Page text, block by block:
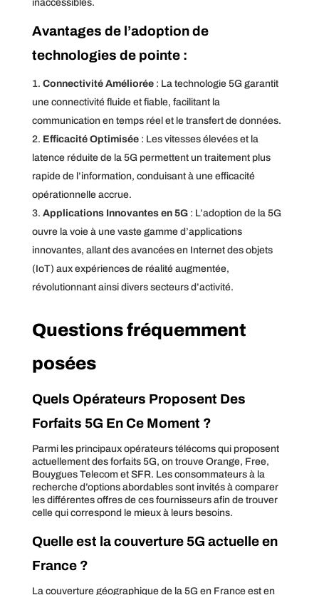
inaccessibles.
Avantages de l’adoption de
technologies de pointe :
Connectivité Améliorée : La technologie 5G garantit
une connectivité fluide et fiable, facilitant la
communication en temps réel et le transfert de données.
Efficacité Optimisée : Les vitesses élevées et la
latence réduite de la 5G permettent un traitement plus
rapide de l’information, conduisant à une efficacité
opérationnelle accrue.
Applications Innovantes en 5G : L’adoption de la 5G
ouvre la voie à une vaste gamme d’applications
innovantes, allant des avancées en Internet des objets
(IoT) aux expériences de réalité augmentée,
révolutionnant ainsi divers secteurs d’activité.
Questions fréquemment
posées
Quels Opérateurs Proposent Des
Forfaits 5G En Ce Moment ?
Parmi les principaux opérateurs télécoms qui proposent
actuellement des forfaits 5G, on trouve Orange, Free,
Bouygues Telecom et SFR. Les consommateurs à la
recherche d’options abordables sont invités à comparer
les différentes offres de ces fournisseurs afin de trouver
celle qui correspond le mieux à leurs besoins.
Quelle est la couverture 5G actuelle en
France ?
La couverture géographique de la 5G en France est en